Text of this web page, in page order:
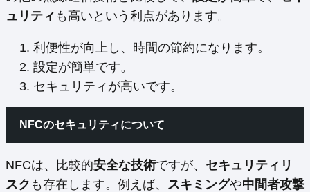
ュリティ も高いという利点があります。
利便性が向上し、時間の節約になります。
設定が簡単です。
セキュリティが高いです。
NFCのセキュリティについて
NFCは、比較的安全な技術ですが、 セキュリティリ
スク も存在します。例えば、 スキミングや中間者攻撃